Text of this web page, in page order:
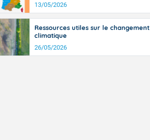
il fait
30 à 35
13/05/2026
Ressources utiles sur le changement
climatique
26/05/2026